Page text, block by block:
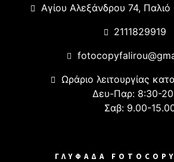
Αγίου Αλεξάνδρου 74,
2111829919
Ωράριο λειτουργίας
Δευ-Παρ: 8:30-
Σαβ: 9.00-
ΓΛΥΦΑΔΑ